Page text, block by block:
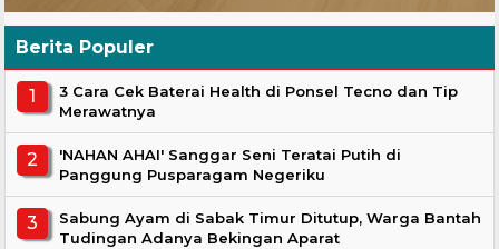
Berita Populer
3 Cara Cek Baterai Health di Ponsel Tecno dan Tip
Merawatnya
'NAHAN AHAI' Sanggar Seni Teratai Putih di
Panggung Pusparagam Negeriku
Sabung Ayam di Sabak Timur Ditutup, Warga Bantah
Tudingan Adanya Bekingan Aparat